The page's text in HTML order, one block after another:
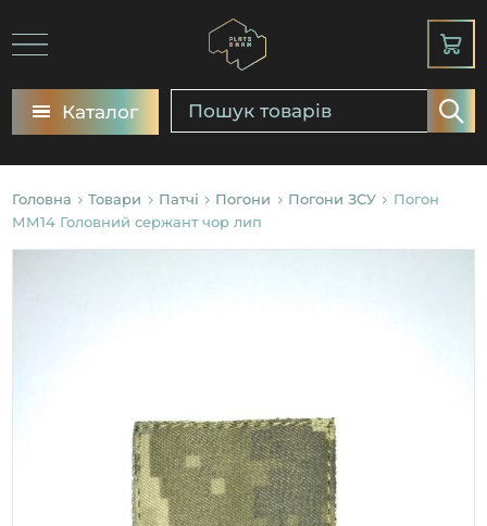
Каталог
Головна Товари Патчі Погони Погони ЗСУ
Погон
ММ14 Головний сержант чор лип